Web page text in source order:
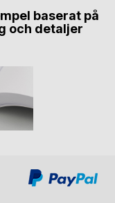
baserat på
och detaljer